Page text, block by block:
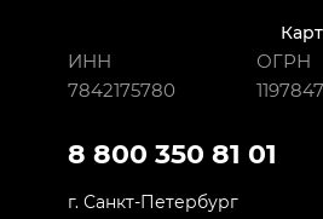
ИНН
7842175780
ОГРН
8 800 350 81 01
г. Санкт-Петербург